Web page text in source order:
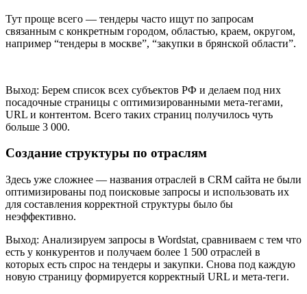
Тут проще всего — тендеры часто ищут по запросам
связанным с конкретным городом, областью, краем, округом,
например “тендеры в москве”, “закупки в брянской области”.
Выход: Берем список всех субъектов РФ и делаем под них
посадочные страницы с оптимизированными мета-тегами,
URL и контентом. Всего таких страниц получилось чуть
больше 3 000.
Создание структуры по отраслям
Здесь уже сложнее — названия отраслей в CRM сайта не были
оптимизированы под поисковые запросы и использовать их
для составления корректной структуры было бы
неэффективно.
Выход: Анализируем запросы в Wordstat, сравниваем с тем что
есть у конкурентов и получаем более 1 500 отраслей в
которых есть спрос на тендеры и закупки. Снова под каждую
новую страницу формируется корректный URL и мета-теги.